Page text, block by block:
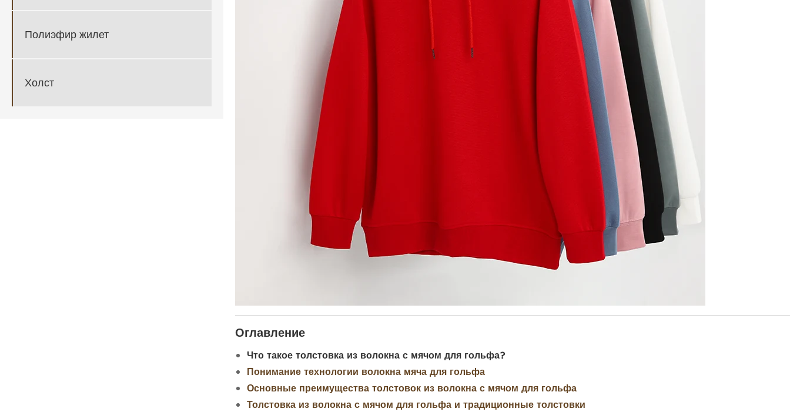
Полиэфир жилет
Холст
Оглавление
Что такое толстовка из волокна с мячом для гольфа?
Понимание технологии волокна мяча для гольфа
Основные преимущества толстовок из волокна с мячом для гольфа
Толстовка из волокна с мячом для гольфа и традиционные толстовки